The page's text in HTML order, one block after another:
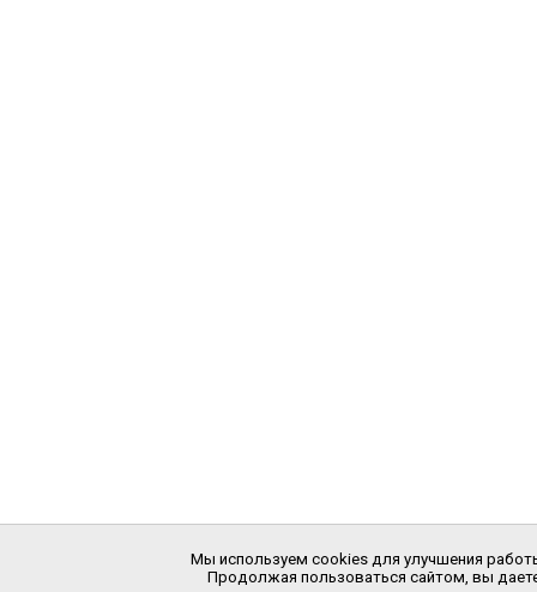
Мы используем cookies для улучшения
Продолжая пользоваться сайтом, вы